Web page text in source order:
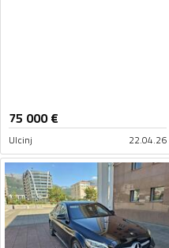
75 000€
Ulcinj 22.04.26